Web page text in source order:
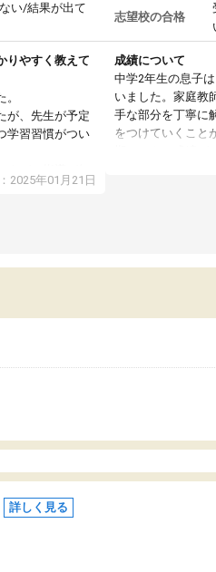
い/結果が出て
りやすく教えて
が、先生が予定
学習習慣がつい
すが、指導が無
たり、LINEでわ
2025年01月21日
志望校の合格
成績について
中学2年生の息子
いました。家庭教
手な部分を丁寧に
をつけていくこと
期テストの成績が
詳しく見る